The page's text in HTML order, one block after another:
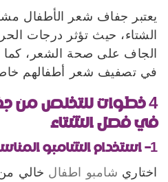
يعتبر جفاف شعر الأطفال
الشتاء، حيث تؤثر درجات
الجاف على صحة الشعر، كما
في تصفيف شعر أطفالهم
4 خطوات للتخلص من
في فصل الشتاء
1- استخدام الشامبو المناسب
اختاري شامبو اطفال خالي من